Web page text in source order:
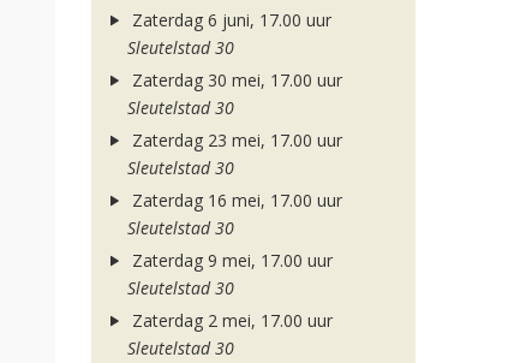
Zaterdag 6 juni, 17.00 uur
Sleutelstad 30
Zaterdag 30 mei, 17.00 uur
Sleutelstad 30
Zaterdag 23 mei, 17.00 uur
Sleutelstad 30
Zaterdag 16 mei, 17.00 uur
Sleutelstad 30
Zaterdag 9 mei, 17.00 uur
Sleutelstad 30
Zaterdag 2 mei, 17.00 uur
Sleutelstad 30